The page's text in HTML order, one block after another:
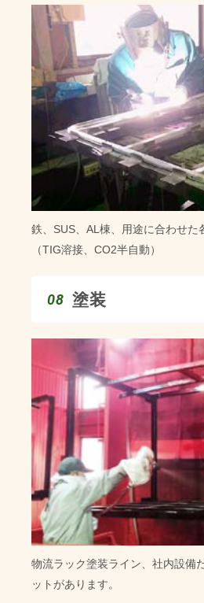
鉄、SUS、AL棟、用途に合わせた
（TIG溶接、CO2半自動）
08 塗装
物流ラック塗装ライン、社内設備
ットがあります。